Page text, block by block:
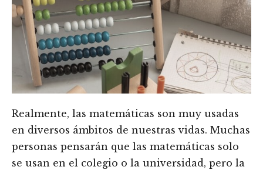
Realmente, las matemáticas son muy usadas
en diversos ámbitos de nuestras vidas. Muchas
personas pensarán que las matemáticas solo
se usan en el colegio o la universidad, pero la